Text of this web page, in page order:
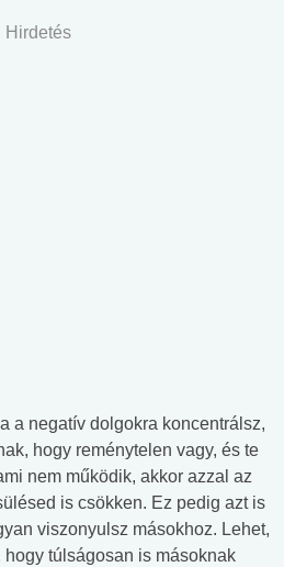
Hirdetés
a negatív dolgokra koncentrálsz,
hogy reménytelen vagy, és te
nem működik, akkor azzal az
is csökken. Ez pedig azt is
viszonyulsz másokhoz. Lehet,
túlságosan is másoknak